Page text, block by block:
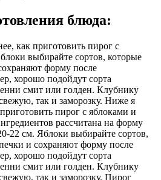
блюда:
как приготовить пирог с
выбирайте сортов, которые
форму после
хорошо подойдут сорта
смит или голден. Клубнику
так и заморозку. Ниже я
пирог с яблоками и
рассчитана на форму
22 см. Яблоки выбирайте сортов,
и сохраняют форму после
хорошо подойдут сорта
смит или голден. Клубнику
так и заморозку. Пирог